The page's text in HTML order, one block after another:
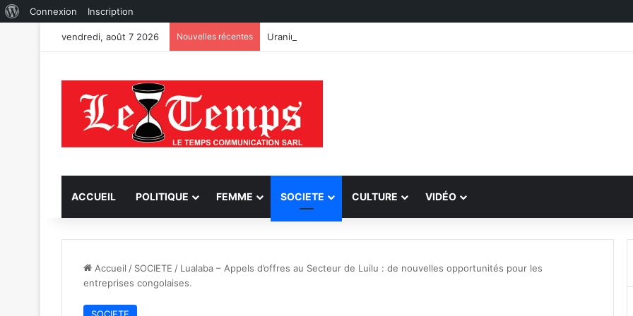
WordPress
Connexion Inscription
vendredi, août 7 2026 Nouvelles récentes
ACCUEIL POLITIQUE FEMME SOCIETE CULTURE VIDÉO
Accueil / SOCIETE / Lualaba – Appels d’offres au Secteur de Luilu : de nouvelles opportunités pour les
entreprises congolaises.